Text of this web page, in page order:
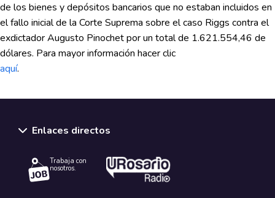
de los bienes y depósitos bancarios que no estaban incluidos en
el fallo inicial de la Corte Suprema sobre el caso Riggs contra el
exdictador Augusto Pinochet por un total de 1.621.554,46 de
dólares. Para mayor información hacer clic
aquí.
Enlaces directos
Trabaja con
nosotros.